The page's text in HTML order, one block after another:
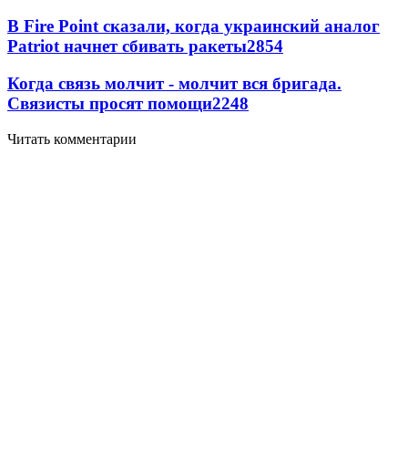
В Fire Point сказали, когда украинский аналог
Patriot начнет сбивать ракеты2854
Когда связь молчит - молчит вся бригада.
Связисты просят помощи2248
Читать комментарии